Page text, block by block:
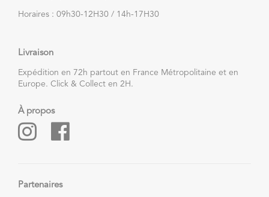
Horaires : 09h30-12H30 / 14h-17H30
Livraison
Expédition en 72h partout en France Métropolitaine et en
Europe. Click & Collect en 2H.
À propos
Partenaires